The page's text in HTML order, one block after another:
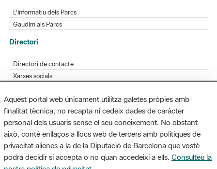
L'Informatiu dels Parcs
Gaudim als Parcs
Directori
Directori de contacte
Xarxes socials
Bústia de suggeriments
Opineu sobre els parcs
MAPA WEB AVÍS LEGAL ACCESSIBILITAT
Aquest portal web únicament utilitza galetes pròpies amb
finalitat tècnica, no recapta ni cedeix dades de caràcter
personal dels usuaris sense el seu coneixement. No obstant
això, conté enllaços a llocs web de tercers amb polítiques de
privacitat alienes a la de la Diputació de Barcelona que vostè
podrà decidir si accepta o no quan accedeixi a ells. Consulteu la